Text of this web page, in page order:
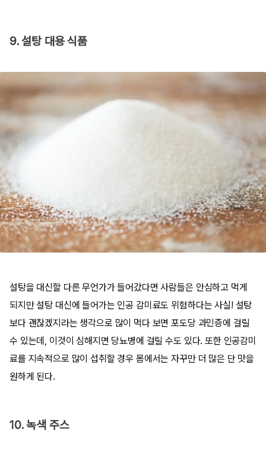
9. 설탕 대용 식품
설탕을 대신할 다른 무언가가 들어갔다면 사람들은 안심하고 먹게
되지만 설탕 대신에 들어가는 인공 감미료도 위험하다는 사실! 설탕
보다 괜찮겠지라는 생각으로 많이 먹다 보면 포도당 과민증에 걸릴
수 있는데, 이것이 심해지면 당뇨병에 걸릴 수도 있다. 또한 인공감미
료를 지속적으로 많이 섭취할 경우 몸에서는 자꾸만 더 많은 단 맛을
원하게 된다.
10. 녹색 주스